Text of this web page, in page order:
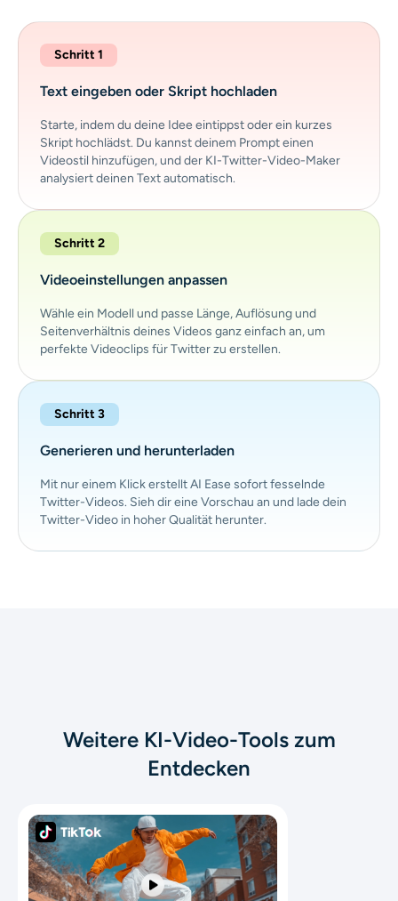
Schritt 1
Text eingeben oder Skript hochladen
Starte, indem du deine Idee eintippst oder ein kurzes
Skript hochlädst. Du kannst deinem Prompt einen
Videostil hinzufügen, und der KI-Twitter-Video-Maker
analysiert deinen Text automatisch.
Schritt 2
Videoeinstellungen anpassen
Wähle ein Modell und passe Länge, Auflösung und
Seitenverhältnis deines Videos ganz einfach an, um
perfekte Videoclips für Twitter zu erstellen.
Schritt 3
Generieren und herunterladen
Mit nur einem Klick erstellt AI Ease sofort fesselnde
Twitter-Videos. Sieh dir eine Vorschau an und lade dein
Twitter-Video in hoher Qualität herunter.
Weitere KI-Video-Tools zum
Entdecken